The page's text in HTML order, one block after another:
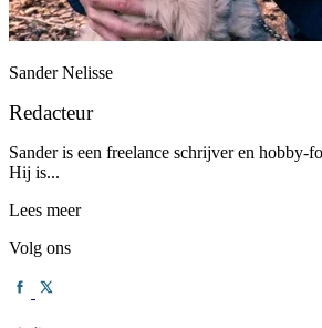
Sander Nelisse
Redacteur
Sander is een freelance schrijver en hobby-
Hij is...
Lees meer
Volg ons